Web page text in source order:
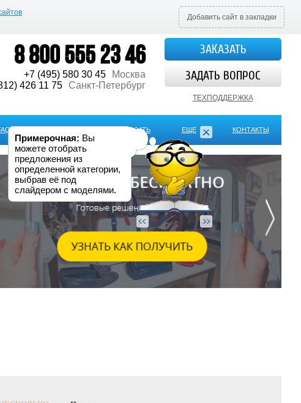
Примерочная: Вы
можете отобрать
предложения из
определенной категории,
выбрав её под
слайдером с моделями.
Добавить сайт в закладки
ЗАКАЗАТЬ
ЗАДАТЬ ВОПРОС
ТЕХПОДДЕРЖКА
8 800 555 23 46
+7 (495) 580 30 45
Москва
426 11 75
Санкт-Петербург
КАК ЗАКАЗАТЬ ЕЩЕ КОНТАКТЫ